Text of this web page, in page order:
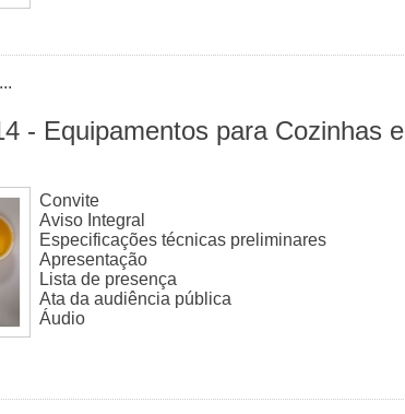
- Equipamentos para Cozinhas e
Convite
Aviso Integral
Especificações técnicas preliminares
Apresentação
Lista de presença
Ata da audiência pública
Áudio